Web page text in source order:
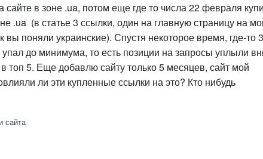
сайте в зоне .ua, потом еще где то числа 22 февраля
.ua (в статье 3 ссылки, один на главную страницу на
поняли украинские). Спустя некоторое время, где-то
до минимума, то есть позиции на запросы уплыли
топ 5. Еще добавлю сайту только 5 месяцев, сайт мой
ли эти купленные ссылки на это? Кто нибудь
сайта